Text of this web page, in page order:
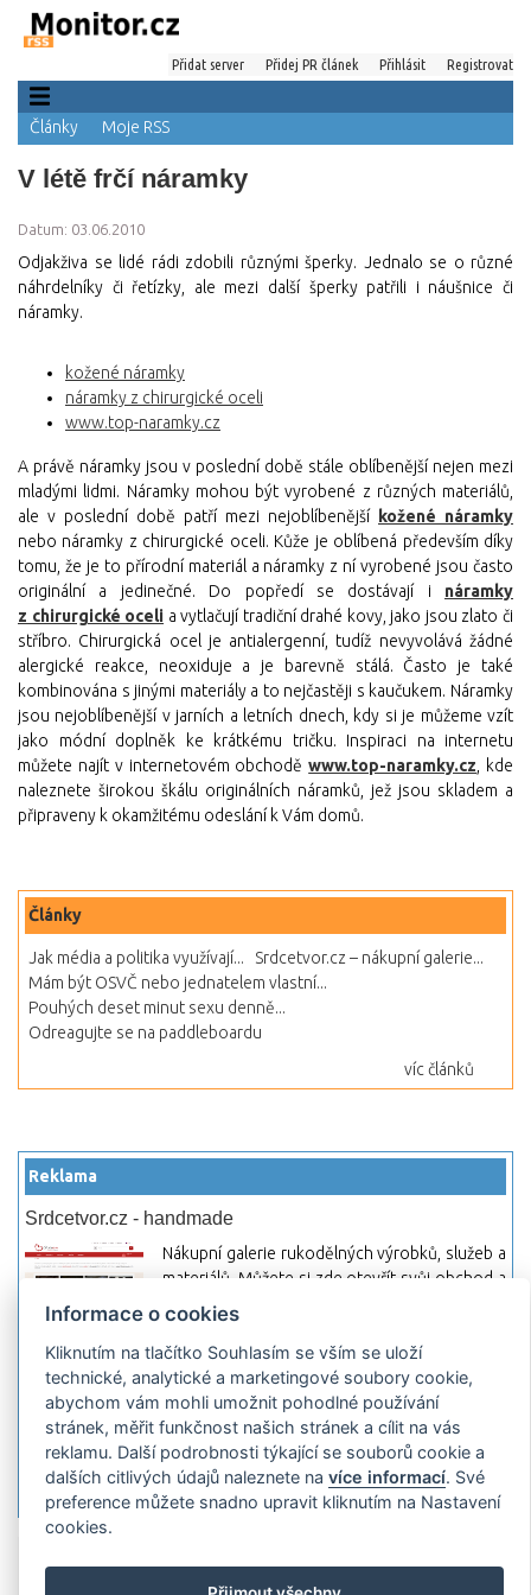
Přidat server Přidej PR článek Přihlásit Registrovat
Články Moje RSS
V létě frčí náramky
Datum: 03.06.2010
Odjakživa se lidé rádi zdobili různými šperky. Jednalo se o různé
náhrdelníky či řetízky, ale mezi další šperky patřili i náušnice či
náramky.
kožené náramky
náramky z chirurgické oceli
www.top-naramky.cz
A právě náramky jsou v poslední době stále oblíbenější nejen mezi
mladými lidmi. Náramky mohou být vyrobené z různých materiálů,
ale v poslední době patří mezi nejoblíbenější
kožené náramky
nebo náramky z chirurgické oceli. Kůže je oblíbená především díky
tomu, že je to přírodní materiál a náramky z ní vyrobené jsou často
originální a jedinečné. Do popředí se dostávají i náramky
z chirurgické oceli a vytlačují tradiční drahé kovy, jako jsou zlato či
stříbro. Chirurgická ocel je antialergenní, tudíž nevyvolává žádné
alergické reakce, neoxiduje a je barevně stálá. Často je také
kombinována s jinými materiály a to nejčastěji s kaučukem. Náramky
jsou nejoblíbenější v jarních a letních dnech, kdy si je můžeme vzít
jako módní doplněk ke krátkému tričku. Inspiraci na internetu
můžete najít v internetovém obchoděwww.top-naramky.cz , kde
naleznete širokou škálu originálních náramků, jež jsou skladem a
připraveny k okamžitému odeslání k Vám domů.
Články
Jak média a politika využívají...
Srdcetvor.cz – nákupní galerie...
Mám být OSVČ nebo jednatelem vlastní...
Pouhých deset minut sexu denně...
Odreagujte se na paddleboardu
víc článků
Reklama
Srdcetvor.cz - handmade
Nákupní galerie rukodělných výrobků, služeb a
materiálů. Můžete si zde otevřít svůj obchod a
začít prodávat nebo jen nakupovat.
Hledej-hosting.cz - webhosting, VPS
hosting
Přehled webhostingových, multihosting a VPS
hosting programů s možností jejich
pokročilého vyhledávání a porovnávání.
Najděte si jednoduše vhodný hosting.
Reklama Podmínky používání
Informace o cookies
Kliknutím na tlačítko Souhlasím se vším se uloží
technické, analytické a marketingové soubory cookie,
abychom vám mohli umožnit pohodlné používání
stránek, měřit funkčnost našich stránek a cílit na vás
reklamu. Další podrobnosti týkající se souborů cookie a
dalších citlivých údajů naleznete navíce informací. Své
preference můžete snadno upravit kliknutím na Nastavení
cookies.